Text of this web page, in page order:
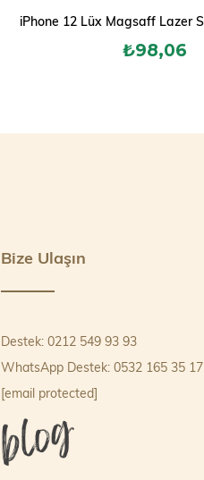
₺98,06
Bize Ulaşın
Destek: 0212 549 93 93
WhatsApp Destek: 0532 165 35 17
[email protected]